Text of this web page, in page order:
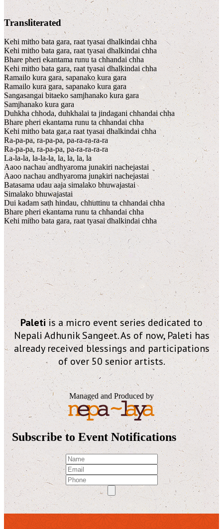
Transliterated
Kehi mitho bata gara, raat tyasai dhalkindai chha
Kehi mitho bata gara, raat tyasai dhalkindai chha
Bhare pheri ekantama runu ta chhandai chha
Kehi mitho bata gara, raat tyasai dhalkindai chha
Ramailo kura gara, sapanako kura gara
Ramailo kura gara, sapanako kura gara
Sangasangai bitaeko samjhanako kura gara
Samjhanako kura gara
Duhkha chhoda, duhkhalai ta jindagani chhandai chha
Bhare pheri ekantama runu ta chhandai chha
Kehi mitho bata gar,a raat tyasai dhalkindai chha
Ra-pa-pa, ra-pa-pa, pa-ra-ra-ra-ra
Ra-pa-pa, ra-pa-pa, pa-ra-ra-ra-ra
La-la-la, la-la-la, la, la, la, la
Aaoo nachau andhyaroma junakiri nachejastai
Aaoo nachau andhyaroma junakiri nachejastai
Batasama udau aaja simalako bhuwajastai
Simalako bhuwajastai
Dui kadam sath hindau, chhuttinu ta chhandai chha
Bhare pheri ekantama runu ta chhandai chha
Kehi mitho bata gara, raat tyasai dhalkindai chha
Paletiis a micro event series dedicated to
Nepali Adhunik Sangeet. As of now, Paleti has
already received blessings and participations
of over 50 senior artists.
Managed and Produced by
Subscribe to Event Notifications